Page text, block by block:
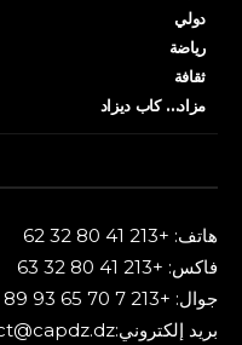
دولي
رياضة
ثقافة
مزاد… كاب ديزاد
هاتف: +213 41 80 32 62
فاكس: +213 41 80 32 63
جوال: +213 7 70 65 93 89
بريد إلكتروني:contact@capdz.dz